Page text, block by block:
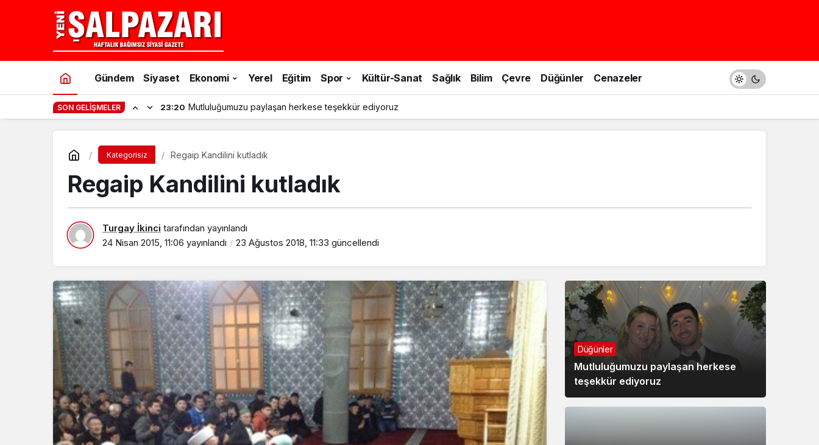
Gündem Siyaset Ekonomi Yerel Eğitim Spor Kültür-Sanat Sağlık Bilim Çevre Düğünler Cenazeler
SON GELIŞMELER 23:20 Mutluluğumuzu paylaşan herkese teşekkür ediyoruz
Kategorisiz Regaip Kandilini kutladık
Regaip Kandilini kutladık
Turgay İkinci tarafından yayınlandı
24 Nisan 2015, 11:06 yayınlandı 23 Ağustos 2018, 11:33 güncellendi
Düğünler
Mutluluğumuzu paylaşan herkese
teşekkür ediyoruz